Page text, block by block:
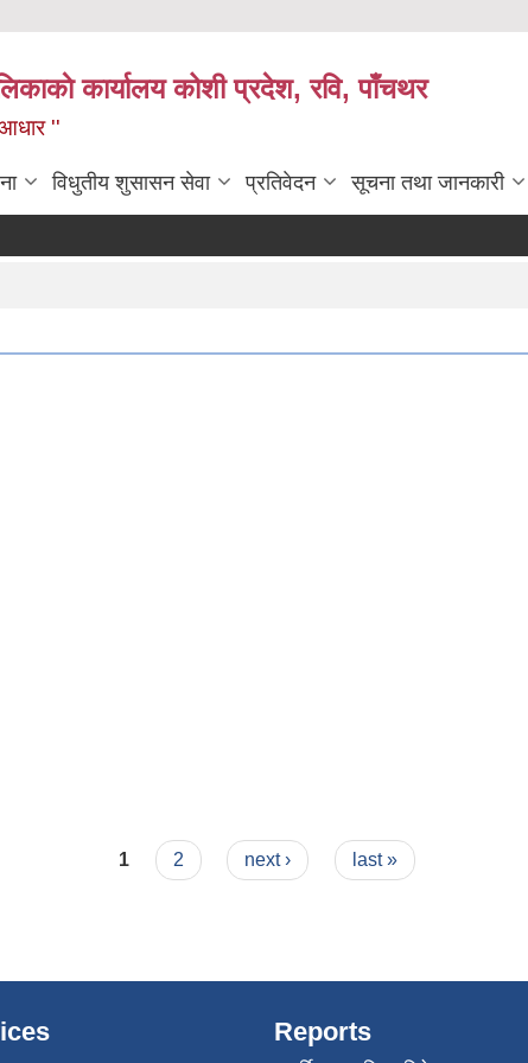
कार्यालय कोशी प्रदेश, रवि, पाँचथर
आधार ''
विधुतीय शुसासन सेवा प्रतिवेदन सूचना तथा जानकारी
1 2 next › last »
Reports